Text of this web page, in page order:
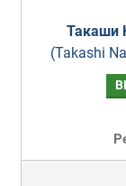
Такаши
(Takashi